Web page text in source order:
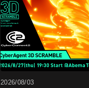
2026/08/03